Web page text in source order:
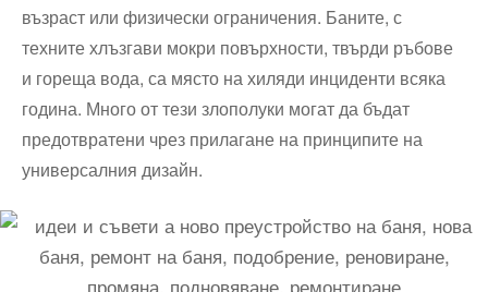
възраст или физически ограничения. Баните, с
техните хлъзгави мокри повърхности, твърди ръбове
и гореща вода, са място на хиляди инциденти всяка
година. Много от тези злополуки могат да бъдат
предотвратени чрез прилагане на принципите на
универсалния дизайн.